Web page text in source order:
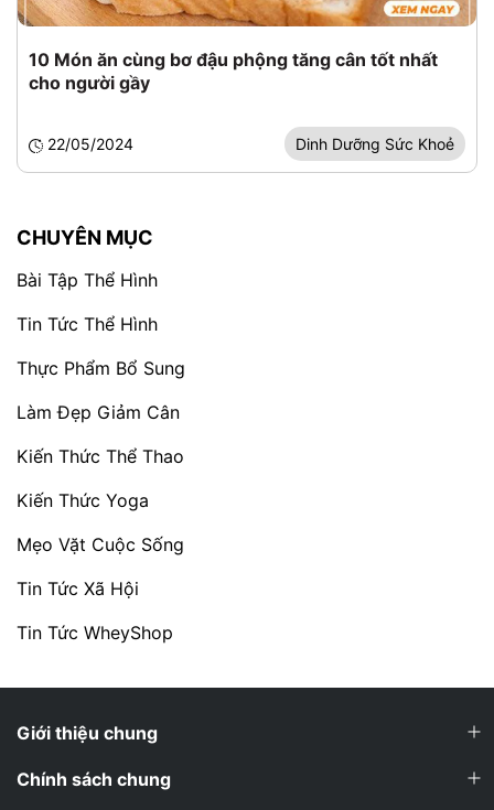
10 Món ăn cùng bơ đậu phộng tăng cân tốt nhất
cho người gầy
22/05/2024 Dinh Dưỡng Sức Khoẻ
CHUYÊN MỤC
Bài Tập Thể Hình
Tin Tức Thể Hình
Thực Phẩm Bổ Sung
Làm Đẹp Giảm Cân
Kiến Thức Thể Thao
Kiến Thức Yoga
Mẹo Vặt Cuộc Sống
Tin Tức Xã Hội
Tin Tức WheyShop
Giới thiệu chung
Chính sách chung